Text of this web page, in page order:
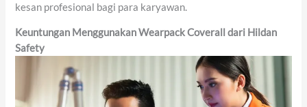
kesan profesional bagi para karyawan.
Keuntungan Menggunakan Wearpack Coverall dari Hildan
Safety